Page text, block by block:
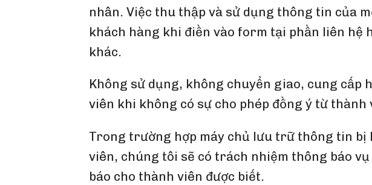
nhân. Việc thu thập và sử dụng thông tin của
khách hàng khi điền vào form tại phần liên
khác.
Không sử dụng, không chuyển giao, cung
viên khi không có sự cho phép đồng ý từ thành
Trong trường hợp máy chủ lưu trữ thông tin bị
viên, chúng tôi sẽ có trách nhiệm thông báo
báo cho thành viên được biết.